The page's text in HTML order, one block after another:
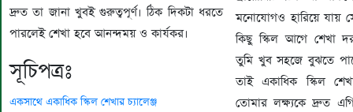
দ্রুত তা জানা খুবই গুরুত্বপূর্ণ। ঠিক দিকটা ধরতে
পারলেই শেখা হবে আনন্দময় ও কার্যকর।
সূচিপত্রঃ
একসাথে একাধিক স্কিল শেখার চ্যালেঞ্জ
মনোযোগও হারিয়ে যায়
কিছু স্কিল আগে শেখা
তুমি খুব সহজে বুঝতে
তাই একাধিক স্কিল
তোমার লক্ষ্যকে দ্রুত